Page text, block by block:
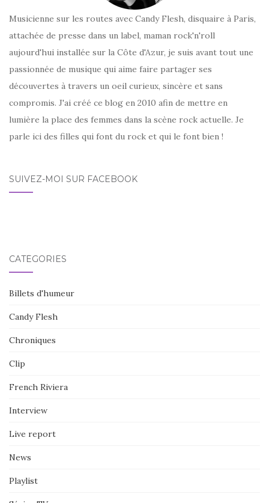
Musicienne sur les routes avec Candy Flesh, disquaire à Paris,
attachée de presse dans un label, maman rock'n'roll
aujourd'hui installée sur la Côte d'Azur, je suis avant tout une
passionnée de musique qui aime faire partager ses
découvertes à travers un oeil curieux, sincère et sans
compromis. J'ai créé ce blog en 2010 afin de mettre en
lumière la place des femmes dans la scène rock actuelle. Je
parle ici des filles qui font du rock et qui le font bien !
SUIVEZ-MOI SUR FACEBOOK
CATÉGORIES
Billets d'humeur
Candy Flesh
Chroniques
Clip
French Riviera
Interview
Live report
News
Playlist